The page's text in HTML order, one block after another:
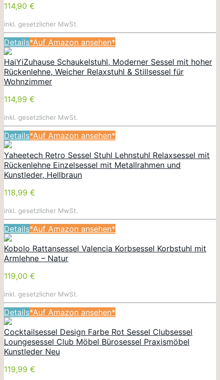
114,90 €
inkl. gesetzlicher MwSt.
Details*Auf Amazon ansehen*
HaiYiZuhause Schaukelstuhl, Moderner Sessel mit hoher
Rückenlehne, Weicher Relaxstuhl & Stillsessel für
Wohnzimmer
114,99 €
inkl. gesetzlicher MwSt.
Details*Auf Amazon ansehen*
Yaheetech Retro Sessel Stuhl Lehnstuhl Relaxsessel mit
Rückenlehne Einzelsessel mit Metallrahmen und
Kunstleder, Hellbraun
118,99 €
inkl. gesetzlicher MwSt.
Details*Auf Amazon ansehen*
Kobolo Rattansessel Valencia Korbsessel Korbstuhl mit
Armlehne – Natur
119,00 €
inkl. gesetzlicher MwSt.
Details*Auf Amazon ansehen*
Cocktailsessel Design Farbe Rot Sessel Clubsessel
Loungesessel Club Möbel Bürosessel Praxismöbel
Kunstleder Neu
119,99 €